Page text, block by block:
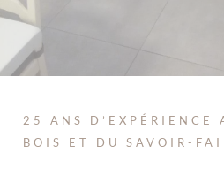
25 ANS D’EXPÉRIENCE
BOIS ET DU SAVOIR-